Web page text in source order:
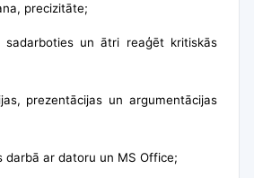
precizitāte;
sadarboties un ātri reaģēt kritiskās
prezentācijas un argumentācijas
darbā ar datoru un MS Office;